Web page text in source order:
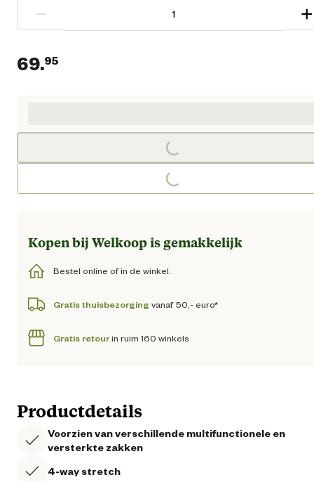
− +
69.95
Loading...
Loading...
Kopen bij Welkoop is gemakkelijk
Bestel online of in de winkel.
Gratis thuisbezorging vanaf 50,- euro*
Gratis retourin ruim 160 winkels
Productdetails
Voorzien van verschillende multifunctionele en
versterkte zakken
4-way stretch